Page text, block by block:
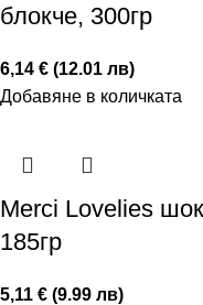
блокче, 300гр
6,14 € (12.01 лв)
Добавяне в количката
Merci Lovelies
185гр
5,11 € (9.99 лв)